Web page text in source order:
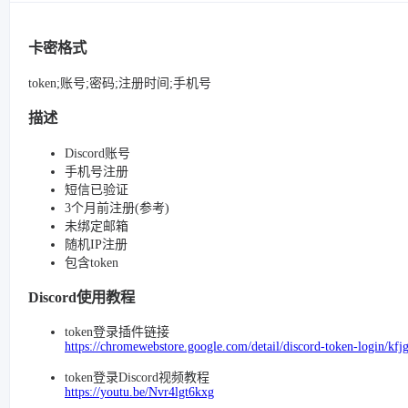
卡密格式
token;账号;密码;注册时间;手机号
描述
Discord账号
手机号注册
短信已验证
3个月前注册(参考)
未绑定邮箱
随机IP注册
包含token
Discord使用教程
token登录插件链接
https://chromewebstore.google.com/detail/discord-token-login/
token登录Discord视频教程
https://youtu.be/Nvr4lgt6kxg